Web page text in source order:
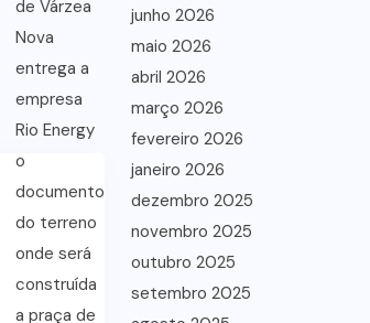
junho 2026
maio 2026
abril 2026
março 2026
fevereiro 2026
janeiro 2026
dezembro 2025
novembro 2025
outubro 2025
setembro 2025